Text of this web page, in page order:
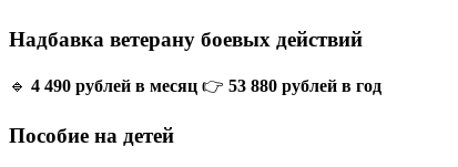
Надбавка ветерану боевых действий
🔹 4 490 рублей в месяц 👉 53 880 рублей в год
Пособие на детей